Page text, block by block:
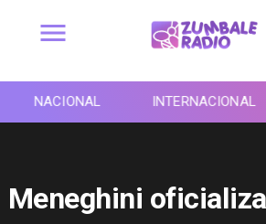
NACIONAL INTERNACIONAL
Meneghini